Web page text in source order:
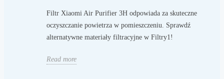
Filtr Xiaomi Air Purifier 3H odpowiada za skuteczne
oczyszczanie powietrza w pomieszczeniu. Sprawdź
alternatywne materiały filtracyjne w Filtry1!
Read more